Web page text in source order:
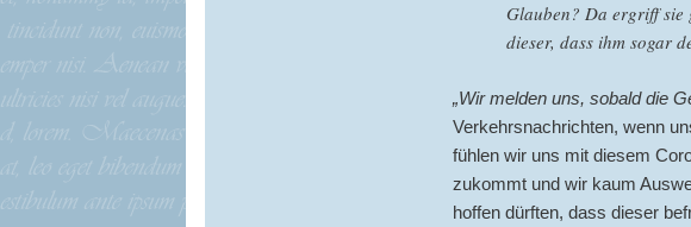
Glauben? Da ergriff sie
dieser, dass ihm sogar
„Wir melden uns, sobald die
Verkehrsnachrichten, wenn
fühlen wir uns mit diesem
zukommt und wir kaum
hoffen dürften, dass dieser